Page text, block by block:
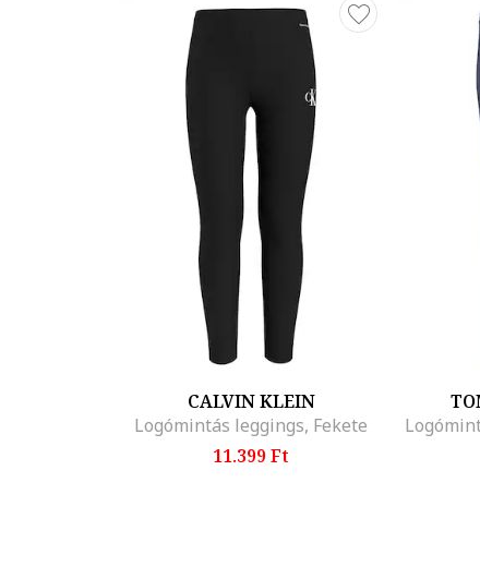
CALVIN KLEIN
Logómintás leggings, Fekete
11.399 Ft